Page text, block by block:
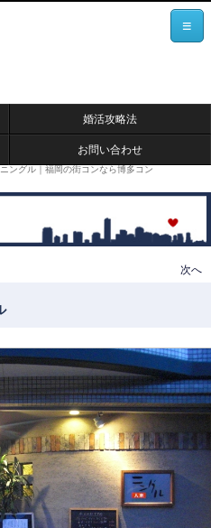
≡
婚活攻略法
お問い合わせ
ングル｜福岡の街コンなら博多コン
次へ